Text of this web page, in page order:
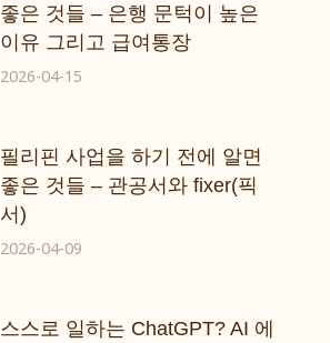
좋은 것들 – 은행 문턱이 높은
이유 그리고 급여통장
2026-04-15
필리핀 사업을 하기 전에 알면
좋은 것들 – 관공서와 fixer(픽
서)
2026-04-09
스스로 일하는 ChatGPT? AI 에